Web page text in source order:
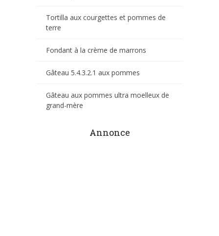
Tortilla aux courgettes et pommes de
terre
Fondant à la crème de marrons
Gâteau 5.4.3.2.1 aux pommes
Gâteau aux pommes ultra moelleux de
grand-mère
Annonce